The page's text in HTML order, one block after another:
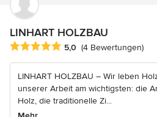
LINHART HOLZBAU
Durchschnittliche Bewertung: 5
5,0 (4 Bewertungen)
LINHART HOLZBAU – Wir leben
unserer Arbeit am wichtigsten: die
Holz, die traditionelle Zi...